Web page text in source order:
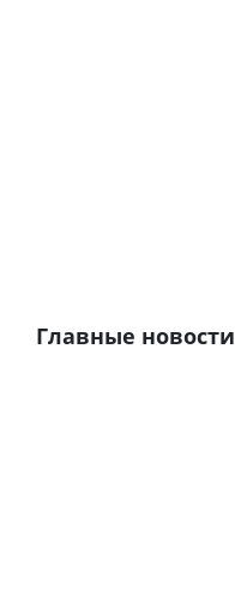
Главные новости